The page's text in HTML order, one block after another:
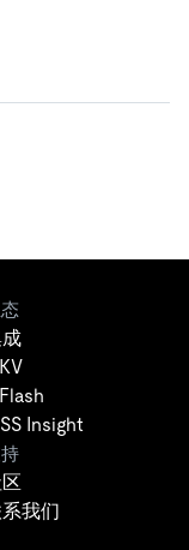
Insight
我们